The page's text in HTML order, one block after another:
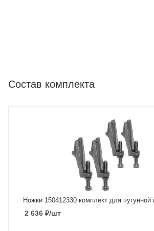
Состав комплекта
Ножки 150412330 комплект для чугунной
2 636₽/шт